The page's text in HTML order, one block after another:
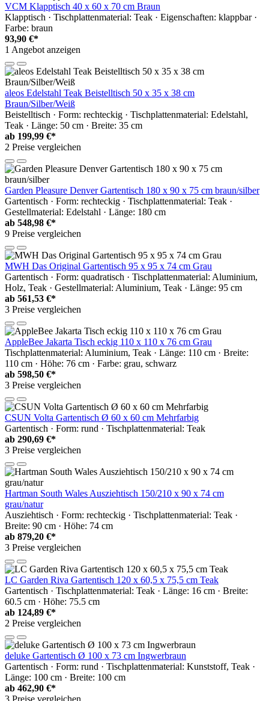
VCM Klapptisch 40 x 60 x 70 cm Braun
Klapptisch · Tischplattenmaterial: Teak · Eigenschaften: klappbar ·
Farbe: braun
93,90 €*
1 Angebot anzeigen
aleos Edelstahl Teak Beistelltisch 50 x 35 x 38 cm
Braun/Silber/Weiß
Beistelltisch · Form: rechteckig · Tischplattenmaterial: Edelstahl,
Teak · Länge: 50 cm · Breite: 35 cm
ab 199,99 €*
2 Preise vergleichen
Garden Pleasure Denver Gartentisch 180 x 90 x 75 cm braun/silber
Gartentisch · Form: rechteckig · Tischplattenmaterial: Teak ·
Gestellmaterial: Edelstahl · Länge: 180 cm
ab 548,98 €*
9 Preise vergleichen
MWH Das Original Gartentisch 95 x 95 x 74 cm Grau
Gartentisch · Form: quadratisch · Tischplattenmaterial: Aluminium,
Holz, Teak · Gestellmaterial: Aluminium, Teak · Länge: 95 cm
ab 561,53 €*
3 Preise vergleichen
AppleBee Jakarta Tisch eckig 110 x 110 x 76 cm Grau
Tischplattenmaterial: Aluminium, Teak · Länge: 110 cm · Breite:
110 cm · Höhe: 76 cm · Farbe: grau, schwarz
ab 598,50 €*
3 Preise vergleichen
CSUN Volta Gartentisch Ø 60 x 60 cm Mehrfarbig
Gartentisch · Form: rund · Tischplattenmaterial: Teak
ab 290,69 €*
3 Preise vergleichen
Hartman South Wales Ausziehtisch 150/210 x 90 x 74 cm
grau/natur
Ausziehtisch · Form: rechteckig · Tischplattenmaterial: Teak ·
Breite: 90 cm · Höhe: 74 cm
ab 879,20 €*
3 Preise vergleichen
LC Garden Riva Gartentisch 120 x 60,5 x 75,5 cm Teak
Gartentisch · Tischplattenmaterial: Teak · Länge: 16 cm · Breite:
60.5 cm · Höhe: 75.5 cm
ab 124,89 €*
2 Preise vergleichen
deluke Gartentisch Ø 100 x 73 cm Ingwerbraun
Gartentisch · Form: rund · Tischplattenmaterial: Kunststoff, Teak ·
Länge: 100 cm · Breite: 100 cm
ab 462,90 €*
3 Preise vergleichen